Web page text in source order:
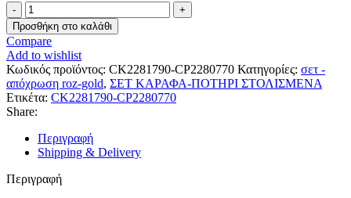
ΣΕΤ
ΚΑΡΑΦΑ-
ΠΟΤΗΡΙ
CK2281790-
CP2280770
ποσότητα
Προσθήκη στο καλάθι
Compare
Add to wishlist
Κωδικός προϊόντος: CK2281790-CP2280770 Κατηγορίες: σετ -
απόχρωση roz-gold, ΣΕΤ ΚΑΡΑΦΑ-ΠΟΤΗΡΙ ΣΤΟΛΙΣΜΕΝΑ
Ετικέτα: CK2281790-CP2280770
Share:
Περιγραφή
Shipping & Delivery
Περιγραφή